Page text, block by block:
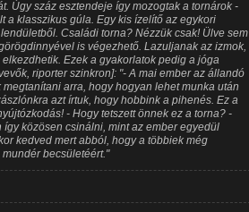
Úgy száz esztendeje így mozogtak a tornárok -
a klasszikus gúla. Egy kis ízelítő az egykori
Családi torna? Nézzük csak! Ülve sem
is végezhető. Lazuljanak az izmok,
Ezek a gyakorlatok pedig a jóga
riporter szinkron]: "- A mai ember az állandó
arra, hogy hogyan lehet munka után
azt írtuk, hogy hobbink a pihenés. Ez a
- Hogy tetszett önnek ez a torna? -
közösen csinálni, mint az ember egyedül
kedved mert abból, hogy a többiek még
becsületéért."